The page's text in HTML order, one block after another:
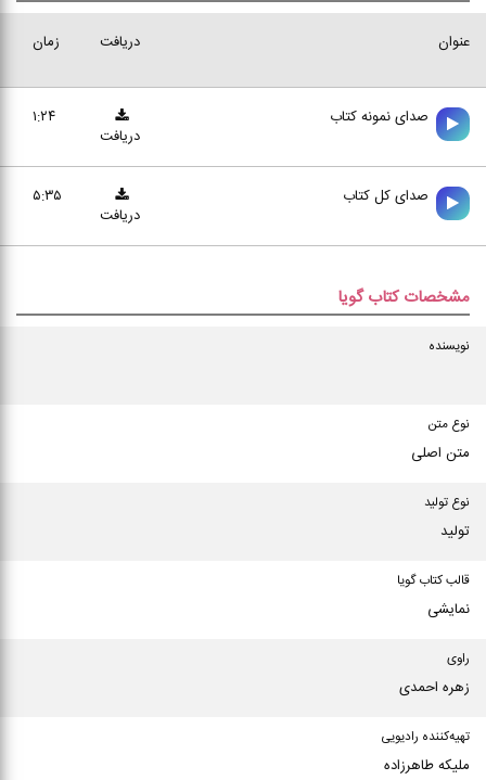
عنوان زمان دریافت
صدای نمونه کتاب
۱:۲۴
دریافت
صدای کل کتاب
۵:۳۵
دریافت
مشخصات کتاب گویا
نویسنده
نوع متن
متن اصلی
نوع تولید
تولید
قالب کتاب گویا
نمایشی
راوی
زهره احمدی
تهیه‌کننده رادیویی
ملیکه طاهرزاده